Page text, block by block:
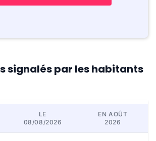
signalés par les habitants
LE
08/08/2026
EN AOÛT
2026